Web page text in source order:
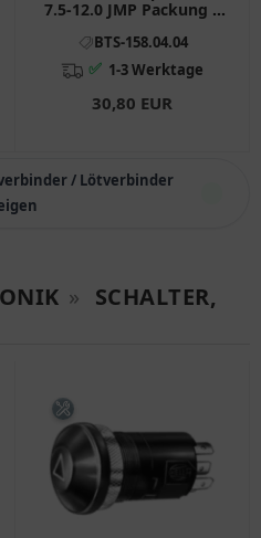
7.5-12.0 JMP Packung 5
BTS-158.04.04
✅ 1-3 Werktage
30,80 EUR
/ Lötverbinder
» SCHALTER,